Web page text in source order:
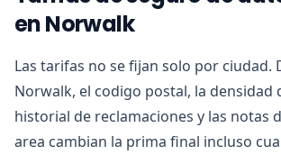
en Norwalk
Las tarifas no se fijan solo por ciudad.
Norwalk, el codigo postal, la densidad
historial de reclamaciones y las notas
area cambian la prima final incluso